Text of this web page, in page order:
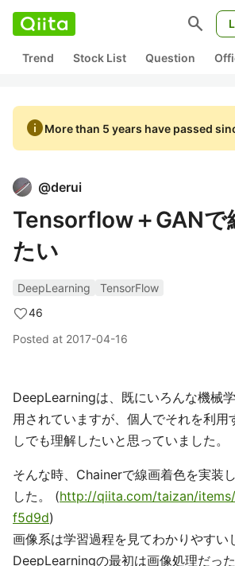
search
Trend Stock List Question
infoMore than 5 years have passed
@derui
Tensorflow＋GANで
たい
DeepLearning
TensorFlow
46
Posted at 2017-04-16
DeepLearningは、既にいろんな機械
用されていますが、個人でそれを利用
しでも理解したいと思っていました。
そんな時、Chainerで線画着色を実装
した。 (http://qiita.com/taizan/
f5d9d)
画像系は学習過程を見てわかりやすい
DeepLearningの最初は画像処理だった